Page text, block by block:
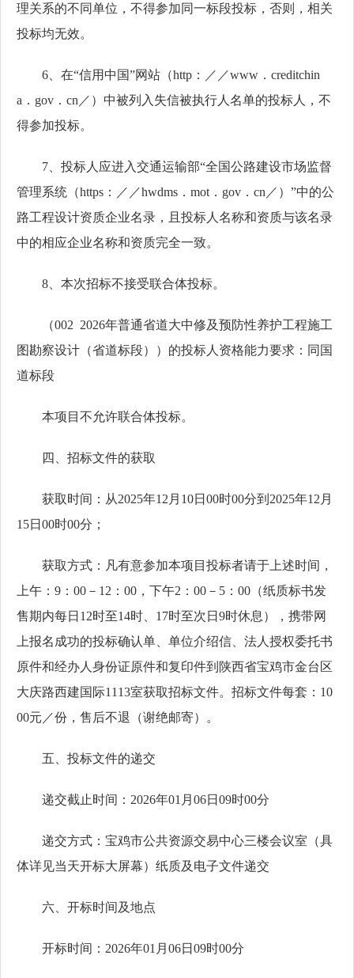
理关系的不同单位，不得参加同一标段投标，否则，相关
投标均无效。
6、在“信用中国”网站（http：／／www．creditchin
a．gov．cn／）中被列入失信被执行人名单的投标人，不
得参加投标。
7、投标人应进入交通运输部“全国公路建设市场监督
管理系统（https：／／hwdms．mot．gov．cn／）”中的公
路工程设计资质企业名录，且投标人名称和资质与该名录
中的相应企业名称和资质完全一致。
8、本次招标不接受联合体投标。
（002 2026年普通省道大中修及预防性养护工程施工
图勘察设计（省道标段））的投标人资格能力要求：同国
道标段
本项目不允许联合体投标。
四、招标文件的获取
获取时间：从2025年12月10日00时00分到2025年12月
15日00时00分；
获取方式：凡有意参加本项目投标者请于上述时间，
上午：9：00－12：00，下午2：00－5：00（纸质标书发
售期内每日12时至14时、17时至次日9时休息），携带网
上报名成功的投标确认单、单位介绍信、法人授权委托书
原件和经办人身份证原件和复印件到陕西省宝鸡市金台区
大庆路西建国际1113室获取招标文件。招标文件每套：10
00元／份，售后不退（谢绝邮寄）。
五、投标文件的递交
递交截止时间：2026年01月06日09时00分
递交方式：宝鸡市公共资源交易中心三楼会议室（具
体详见当天开标大屏幕）纸质及电子文件递交
六、开标时间及地点
开标时间：2026年01月06日09时00分